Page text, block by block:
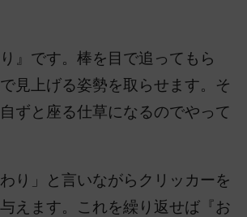
』です。棒を目で追ってもら
見上げる姿勢を取らせます。そ
ずと座る仕草になるのでやって
り」と言いながらクリッカーを
えます。これを繰り返せば『お